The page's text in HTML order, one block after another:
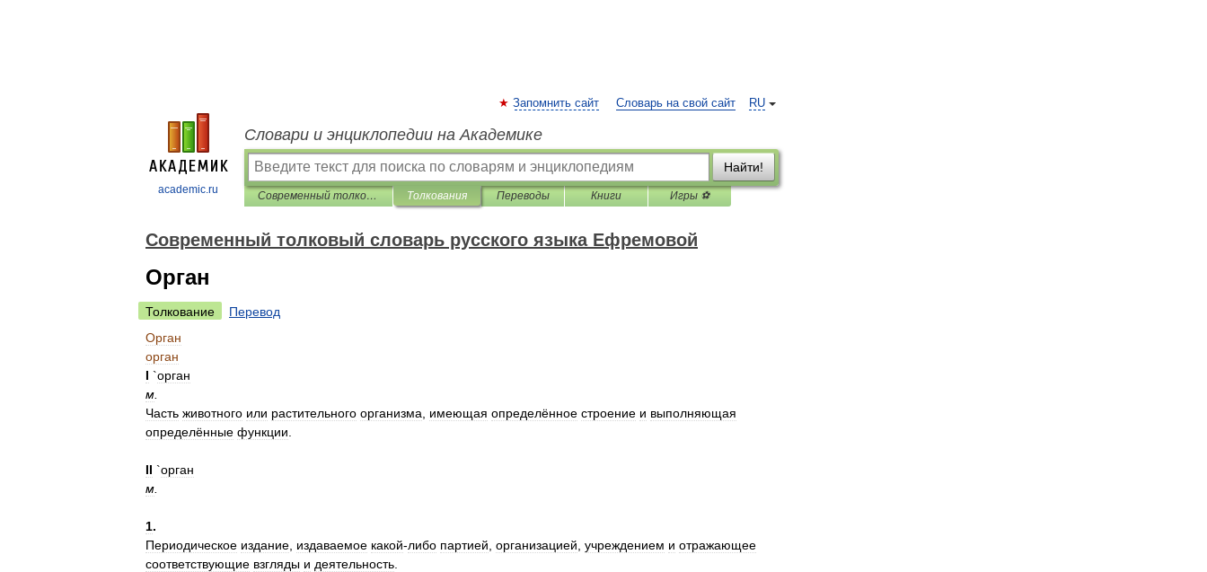
academic.ru
RU
Запомнить сайт Словарь на свой сайт
Словари и энциклопедии на Академике
Найти!
Современный толковый словарь русского языка Ефремовой Толкования Переводы Книги Игры ⚽
Современный толковый словарь русского языка Ефремовой
Орган
Толкование
Перевод
Орган
орган
I `орган
м
Часть животного или растительного организма имеющая определённое строение и выполняющая
определённые функции
II `орган
м
1.
Периодическое издание издаваемое какой-либо партией организацией учреждением и отражающее
соответствующие взгляды и деятельность